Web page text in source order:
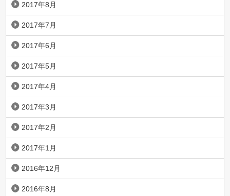
2017年8月
2017年7月
2017年6月
2017年5月
2017年4月
2017年3月
2017年2月
2017年1月
2016年12月
2016年8月